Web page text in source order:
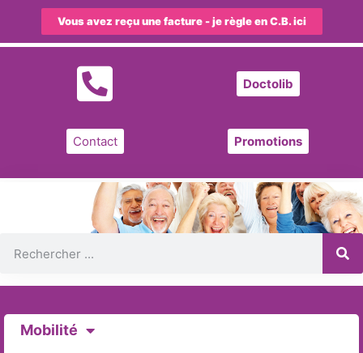
Vous avez reçu une facture - je règle en C.B. ici
Doctolib
Contact Promotions
Mobilité